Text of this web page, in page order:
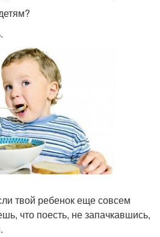
твой ребенок еще совсем
что поесть, не запачкавшись,